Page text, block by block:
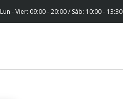
Lun - Vier: 09:00 - 20:00 / Sáb: 10:00 - 13:30